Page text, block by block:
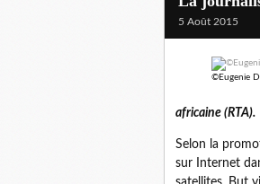
5 Août 2015
©Eugenie
africaine (RTA).
Selon la
sur Internet